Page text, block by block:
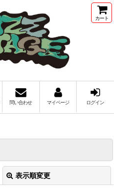
カート
問い合わせ マイページ ログイン
表示順変更